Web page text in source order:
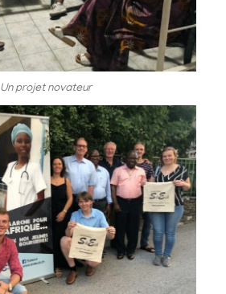
Un projet novateur